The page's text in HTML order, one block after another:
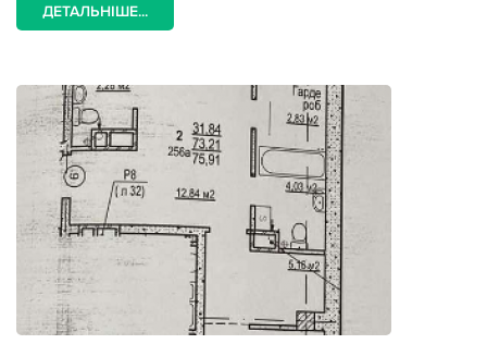
ДЕТАЛЬНІШЕ...